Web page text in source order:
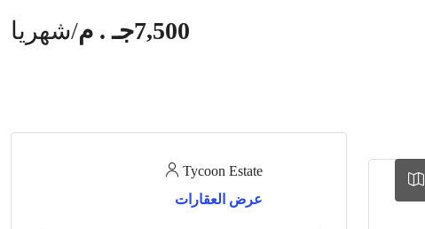
7,500جـ . م /شهريا
Tycoon Estate
عرض العقارات